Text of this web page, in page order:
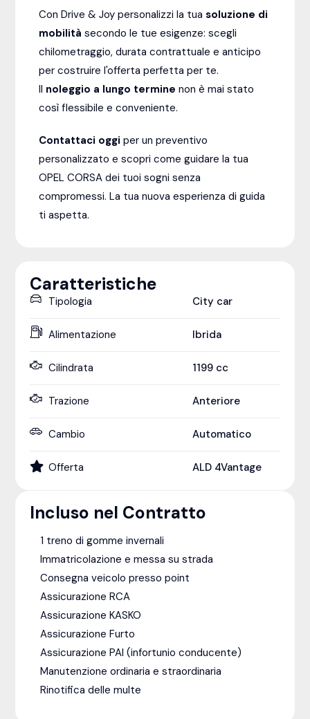
Con Drive & Joy personalizzi la tuasoluzione di
mobilità secondo le tue esigenze: scegli
chilometraggio, durata contrattuale e anticipo
per costruire l'offerta perfetta per te.
Il noleggio a lungo termine non è mai stato
così flessibile e conveniente.
Contattaci oggi per un preventivo
personalizzato e scopri come guidare la tua
OPEL CORSA dei tuoi sogni senza
compromessi. La tua nuova esperienza di guida
ti aspetta.
Caratteristiche
Tipologia City car
Alimentazione Ibrida
Cilindrata 1199 cc
Trazione Anteriore
Cambio Automatico
Offerta ALD 4Vantage
Incluso nel Contratto
1 treno di gomme invernali
Immatricolazione e messa su strada
Consegna veicolo presso point
Assicurazione RCA
Assicurazione KASKO
Assicurazione Furto
Assicurazione PAI (infortunio conducente)
Manutenzione ordinaria e straordinaria
Rinotifica delle multe